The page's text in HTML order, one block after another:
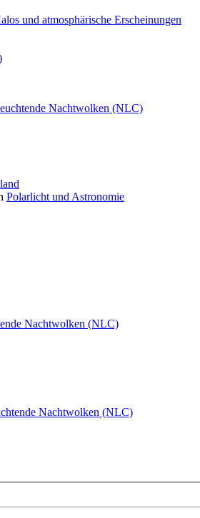
und atmosphärische Erscheinungen
Nachtwolken (NLC)
Polarlicht und Astronomie
Nachtwolken (NLC)
Nachtwolken (NLC)